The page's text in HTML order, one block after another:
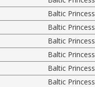
Baltic Princess
Baltic Princess
Baltic Princess
Baltic Princess
Baltic Princess
Baltic Princess